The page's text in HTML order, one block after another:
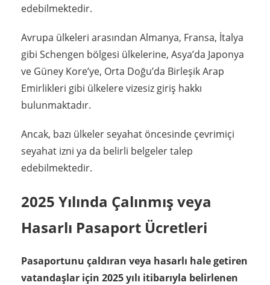
edebilmektedir.
Avrupa ülkeleri arasından Almanya, Fransa, İtalya
gibi Schengen bölgesi ülkelerine, Asya’da Japonya
ve Güney Kore’ye, Orta Doğu’da Birleşik Arap
Emirlikleri gibi ülkelere vizesiz giriş hakkı
bulunmaktadır.
Ancak, bazı ülkeler seyahat öncesinde çevrimiçi
seyahat izni ya da belirli belgeler talep
edebilmektedir.
2025 Yılında Çalınmış veya
Hasarlı Pasaport Ücretleri
Pasaportunu çaldıran veya hasarlı hale getiren
vatandaşlar için 2025 yılı itibarıyla belirlenen